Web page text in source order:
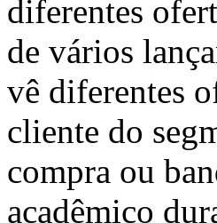
diferentes
de vários
vê diferentes
cliente do
compra ou
acadêmico